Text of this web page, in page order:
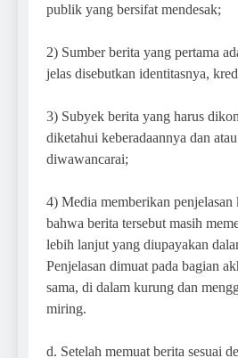
publik yang bersifat mendesak;
2) Sumber berita yang pertama
jelas disebutkan identitasnya,
3) Subyek berita yang harus
diketahui keberadaannya dan
diwawancarai;
4) Media memberikan penjelasan
bahwa berita tersebut masih
lebih lanjut yang diupayakan
Penjelasan dimuat pada bagian
sama, di dalam kurung dan
miring.
d. Setelah memuat berita sesuai